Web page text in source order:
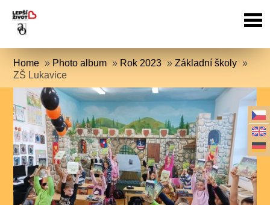
Home » Photo album » Rok 2023 »Základní školy »
ZŠ Lukavice